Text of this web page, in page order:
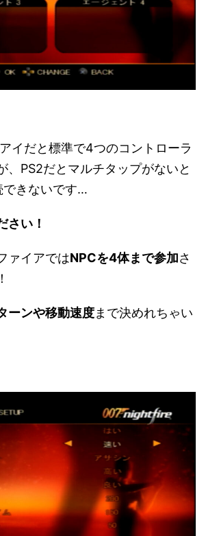
イだと標準で4つのコントローラ
、PS2だとマルチタップがないと
できないです…
さい！
ァイアではNPCを4体まで参加さ
ーンや移動速度まで決めれちゃい